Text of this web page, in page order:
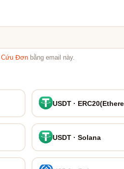
Cứu Đơn bằng email này.
USDT ·
USDT · Solana